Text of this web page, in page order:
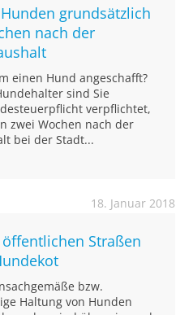
grundsätzlich
nach der
einen Hund angeschafft?
sind Sie
verpflichtet,
zwei Wochen nach der
bei der Stadt...
18. Januar 2018
Straßen
bzw.
Haltung von Hunden